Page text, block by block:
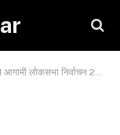
2024 को लेकर सभी मान्यता प्राप्त राजनीतिक दलों के प्रतिनिधियों के साथ की बैठक।